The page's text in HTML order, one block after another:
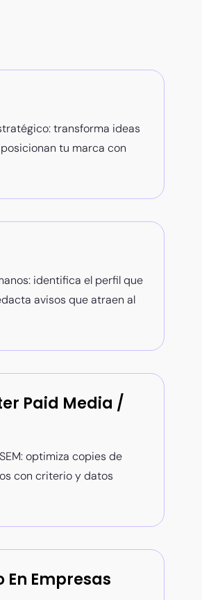
transforma ideas
tu marca con
identifica el perfil que
avisos que atraen al
Paid Media /
optimiza copies de
con criterio y datos
En Empresas